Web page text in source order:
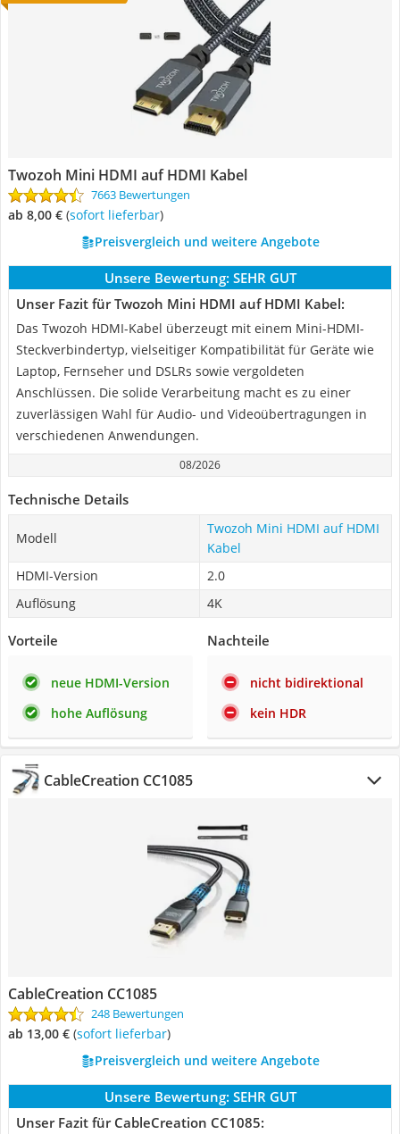
Twozoh Mini HDMI auf HDMI Kabel
7663 Bewertungen
ab 8,00 € ( Sofort lieferbar)
Preisvergleich und weitere Angebote
Unsere Bewertung: SEHR GUT
Unser Fazit für Twozoh Mini HDMI auf HDMI Kabel:
Das Twozoh HDMI-Kabel überzeugt mit einem Mini-HDMI-
Steckverbindertyp, vielseitiger Kompatibilität für Geräte wie
Laptop, Fernseher und DSLRs sowie vergoldeten
Anschlüssen. Die solide Verarbeitung macht es zu einer
zuverlässigen Wahl für Audio- und Videoübertragungen in
verschiedenen Anwendungen.
08/2026
Technische Details
Modell
Twozoh Mini HDMI auf HDMI
Kabel
HDMI-Version
2.0
Auflösung
4K
Vorteile
neue HDMI-Version
hohe Auflösung
Nachteile
nicht bidirektional
kein HDR
CableCreation CC1085
CableCreation CC1085
248 Bewertungen
ab 13,00 € ( Sofort lieferbar)
Preisvergleich und weitere Angebote
Unsere Bewertung: SEHR GUT
Unser Fazit für CableCreation CC1085: